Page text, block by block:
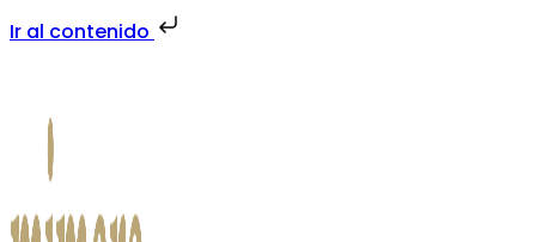
Ir al contenido